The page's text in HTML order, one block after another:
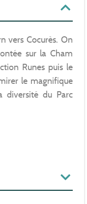
vers Cocurès. On
sur la Cham
Runes puis le
le magnifique
diversité du Parc